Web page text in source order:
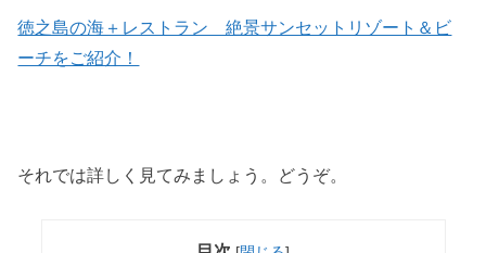
徳之島の海＋レストラン 絶景サンセットリゾート＆ビ
ーチをご紹介！
それでは詳しく見てみましょう。どうぞ。